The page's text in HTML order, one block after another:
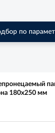
по
180х250 мм